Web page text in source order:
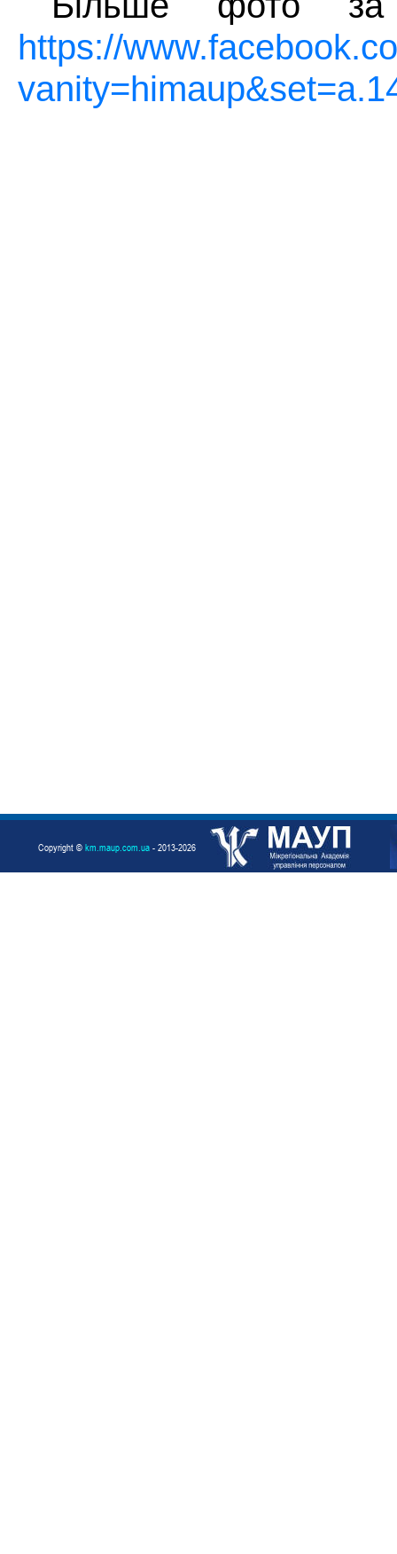
https://
Copyright © km.maup.com.ua - 2013-2026